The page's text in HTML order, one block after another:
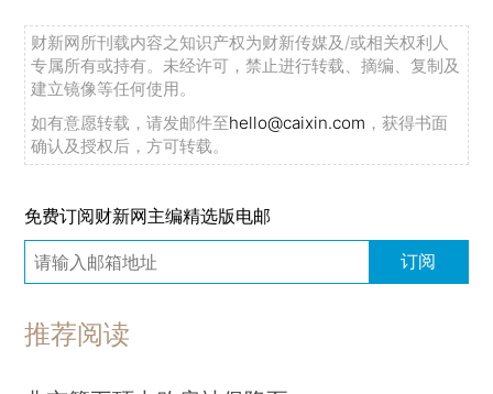
财新网所刊载内容之知识产权为财新传媒及/或相关权利人
专属所有或持有。未经许可，禁止进行转载、摘编、复制及
建立镜像等任何使用。
如有意愿转载，请发邮件至hello@caixin.com ，获得书面
确认及授权后，方可转载。
免费订阅财新网主编精选版电邮
订阅
推荐阅读